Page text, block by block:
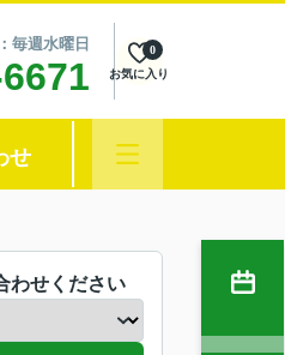
毎週水曜日
お気に入り
0
せ
わせください